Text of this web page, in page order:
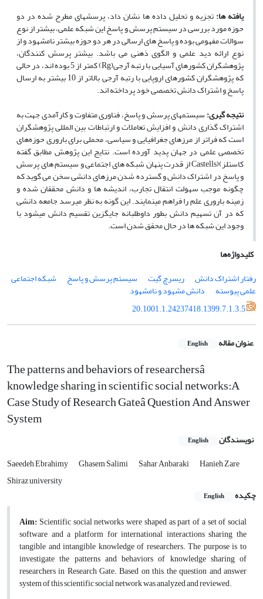
یافته­ ها:تجزیه و تحلیل داده­ ها نشان داد، پرسش­های مطرح شده در دو
حوزه مورد بررسی در سیستم پرسش و پاسخ این شبکه علمی، بیشتر از نوع
سوالات مفهومی بوده و پاسخ­ های ارسالی در هر دو حوزه بیشتر نامشهود و از
نوع ارائه دید علمی و الگوی ذهنی می ­باشد. بیشتر پرسش کنندگان،
پژوهشگران کشورهای آسیایی با رتبه آرجی(
Rg
) کمتر از 5 بوده اند، در حالی
که پژوهشگران کشورهای اروپایی با رتبه آرجی بالاتر از 10 بیشتر به ارسال
پاسخ و اشتراک دانش تخصصی خود پرداخته ­اند.
نتیجه­ گیری:سیستم­های پرسش و پاسخ، فناوری متفاوت و کارآمدی جهت به
اشتراک گذاری دانش و افزایش تعاملات و ارتباطات بین المللی پژوهشگران
است که فراتر از مرزهای جغرافیایی و سیاسی، محملی برای باروری حوزه‌های
تخصصی علمی در جهان پدید آورده است. نتایج این پژوهش مطابق گفته
کاستلز(
Castells)از قدرت پنهان شبکه­ های اجتماعی و سیستم های پرسش
و پاسخ در اشتراک دانش و گسترده شدن مرزهای دانشی سخن می­ گوید که
چگونه موجب سهولت انتقال تجارب، اندیشه ها و دانش محققان شده و
زمینه باروری علم را فراهم می­نمایند. این گونه به نظر می­رسد جامعه دانشی
که در آن تسهیم دانش بطور داوطلبانه جایگزین تقسیم دانش می­شود با
وجود این شبکه ها در حال محقق شدن است.
کلیدواژه‌ها
رفتار اشتراک دانش
ریسرچ گیت سیستم پرسش و پاسخ شبکه اجتماعی
علمی پیوسته
دانش مشهود و نامشهود
20.1001.1.24237418.1399.7.1.3.5
عنوان مقاله English
The patterns and behaviors of researchersâ
knowledge sharing in scientific social networks:A
Case Study of Research Gateâ Question And Answer
System
نویسندگان English
Saeedeh Ebrahimy Ghasem Salimi Sahar Anbaraki
Hanieh Zare
Shiraz university
چکیده
English
Aim:Scientific social networks were shaped as part of a set of social
software and a platform for international interactions sharing the
tangible and intangible knowledge of researchers. The purpose is to
investigate the patterns and behaviors of knowledge sharing of
researchers in Research Gate. Based on this, the question and answer
system of this scientific social network was analyzed and reviewed.